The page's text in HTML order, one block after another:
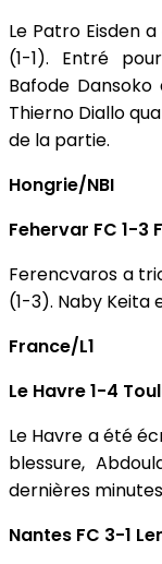
Le Patro Eisden
(1-1). Entré
Bafode
Thierno Diallo
de la partie.
Hongrie/NBI
Fehervar FC 1-3
Ferencvaros a
(1-3). Naby Keita
France/L1
Le Havre 1-4
Le Havre a été
blessure,
dernières
Nantes FC 3-1